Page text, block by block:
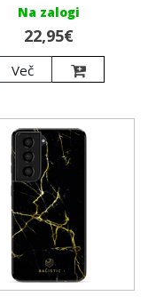
Na zalogi
22,95€
Več